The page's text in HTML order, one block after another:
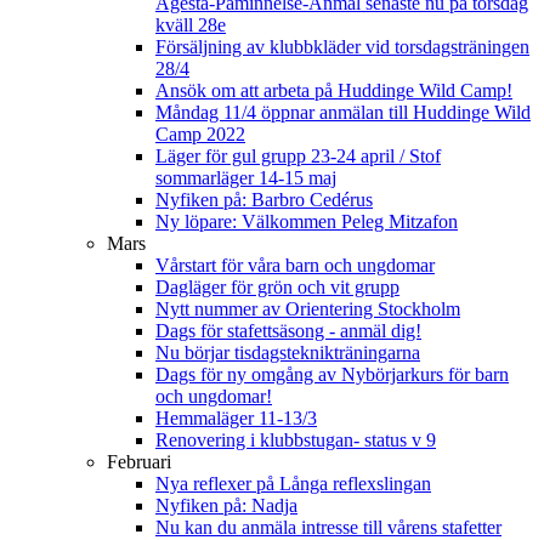
kväll 28e
Försäljning av klubbkläder vid torsdagsträningen
28/4
Ansök om att arbeta på Huddinge Wild Camp!
Måndag 11/4 öppnar anmälan till Huddinge Wild
Camp 2022
Läger för gul grupp 23-24 april / Stof
sommarläger 14-15 maj
Nyfiken på: Barbro Cedérus
Ny löpare: Välkommen Peleg Mitzafon
Mars
Vårstart för våra barn och ungdomar
Dagläger för grön och vit grupp
Nytt nummer av Orientering Stockholm
Dags för stafettsäsong - anmäl dig!
Nu börjar tisdagsteknikträningarna
Dags för ny omgång av Nybörjarkurs för barn
och ungdomar!
Hemmaläger 11-13/3
Renovering i klubbstugan- status v 9
Februari
Nya reflexer på Långa reflexslingan
Nyfiken på: Nadja
Nu kan du anmäla intresse till vårens stafetter